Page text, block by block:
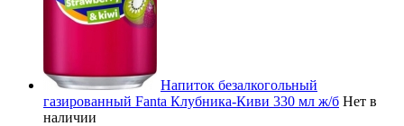
Напиток безалкогольный
газированный Fanta Клубника-Киви 330 мл ж/б Нет в
наличии